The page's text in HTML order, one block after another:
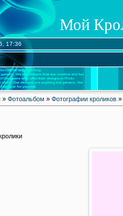
Мой
17:36
» Фотоальбом » Фотографии кроликов »